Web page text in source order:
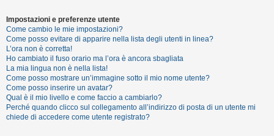
n
t
i
s
e
n
z
a
Impostazioni e preferenze utente
Come cambio le mie impostazioni?
Come posso evitare di apparire nella lista degli utenti in linea?
L’ora non è corretta!
Ho cambiato il fuso orario ma l’ora è ancora sbagliata
La mia lingua non è nella lista!
Come posso mostrare un’immagine sotto il mio nome utente?
Come posso inserire un avatar?
Qual è il mio livello e come faccio a cambiarlo?
Perché quando clicco sul collegamento all’indirizzo di posta di un utente mi
chiede di accedere come utente registrato?